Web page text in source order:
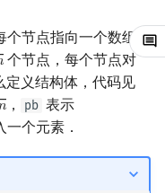
C++
件操作表达式
译优化
并排序
排序
排序
蜀定理 & 一次不定方程
马小定理 & 欧拉定理
逆元
项式多点求值|快速插值
项式初等函数
系数齐次线性递推
多项式平移|连续点值平移
尔数
努利数
Number
性基
性映射
征多项式
树
分治
态树分治
个节点指向一个数组．
个节点，每个节点对
定义结构体，代码见
， pb 表示
一个元素．